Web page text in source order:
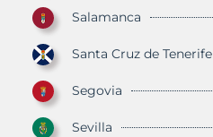
Salamanca
Santa Cruz de Tenerife
Segovia
Sevilla